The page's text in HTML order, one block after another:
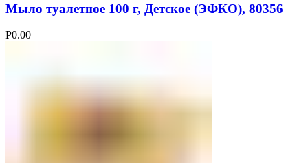
Мыло туалетное 100 г, Детское (ЭФКО), 80356
Р0.00